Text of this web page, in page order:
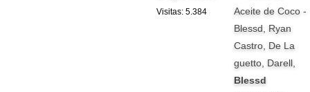
Visitas: 5.384
Aceite de Coco -
Blessd, Ryan
Castro, De La
guetto, Darell,
Blessd